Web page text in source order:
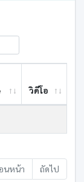
วิดีโอ
นหน้า
ถัดไป